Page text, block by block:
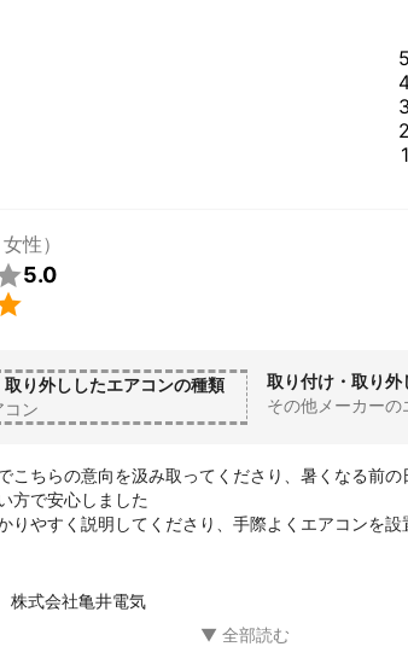
5
3
2
1
性）
5.0
り外ししたエアコンの種類
コン
取り付け・取り
その他メーカーの
こちらの意向を汲み取ってくださり、暑くなる前
方で安心しました
りやすく説明してくださり、手際よくエアコンを
ました
株式会社亀井電気